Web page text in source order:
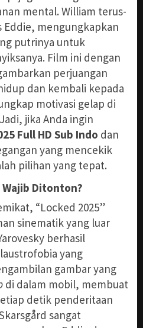
mental. William terus-
Eddie, mengungkapkan
putrinya untuk
Film ini dengan
perjuangan
dan kembali kepada
motivasi gelap di
jika Anda ingin
Full HD Sub Indo dan
yang mencekik
pilihan yang tepat.
Wajib Ditonton?
“Locked 2025”
sinematik yang luar
berhasil
yang
gambar yang
di dalam mobil, membuat
detik penderitaan
sangat